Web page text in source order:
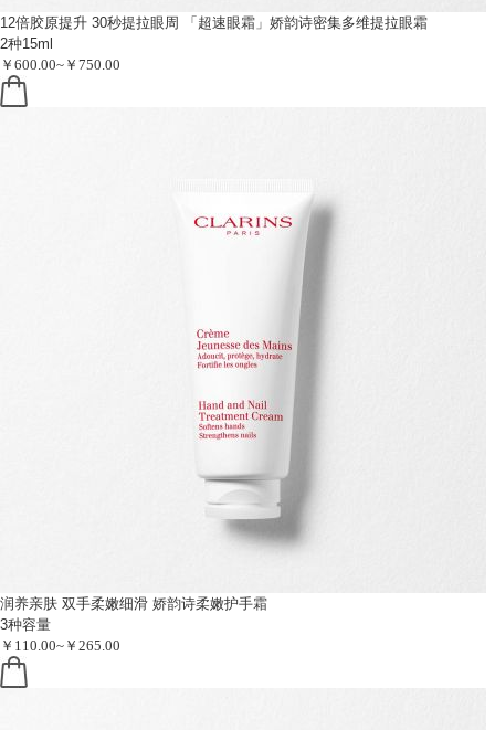
12倍胶原提升 30秒提拉眼周
「超速眼霜」娇韵诗密集多维提拉眼霜
2种15ml
￥600.00~￥750.00
润养亲肤 双手柔嫩细滑 娇韵诗柔嫩护手霜
3种容量
￥110.00~￥265.00